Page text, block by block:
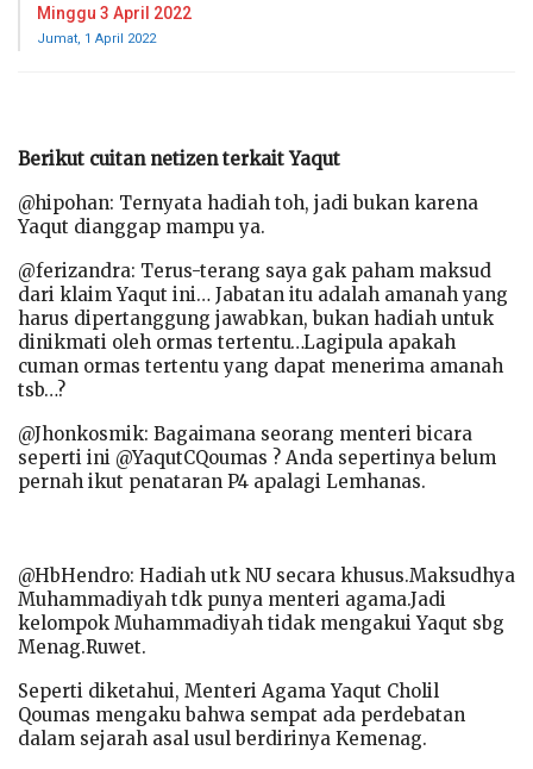
Minggu 3 April 2022
Jumat, 1 April 2022
Berikut cuitan netizen terkait Yaqut
@hipohan: Ternyata hadiah toh, jadi bukan karena
Yaqut dianggap mampu ya.
@ferizandra: Terus-terang saya gak paham maksud
dari klaim Yaqut ini… Jabatan itu adalah amanah yang
harus dipertanggung jawabkan, bukan hadiah untuk
dinikmati oleh ormas tertentu…Lagipula apakah
cuman ormas tertentu yang dapat menerima amanah
tsb…?
@Jhonkosmik: Bagaimana seorang menteri bicara
seperti ini @YaqutCQoumas ? Anda sepertinya belum
pernah ikut penataran P4 apalagi Lemhanas.
@HbHendro: Hadiah utk NU secara khusus.Maksudhya
Muhammadiyah tdk punya menteri agama.Jadi
kelompok Muhammadiyah tidak mengakui Yaqut sbg
Menag.Ruwet.
Seperti diketahui, Menteri Agama Yaqut Cholil
Qoumas mengaku bahwa sempat ada perdebatan
dalam sejarah asal usul berdirinya Kemenag.